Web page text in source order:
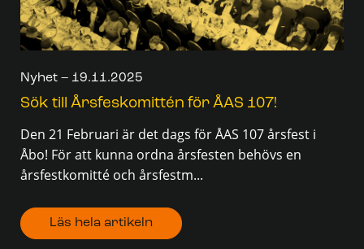
Nyhet – 19.11.2025
Sök till Årsfeskomittén för ÅAS 107!
Den 21 Februari är det dags för ÅAS 107 årsfest i
Åbo! För att kunna ordna årsfesten behövs en
årsfestkomitté och årsfestm...
Läs hela artikeln